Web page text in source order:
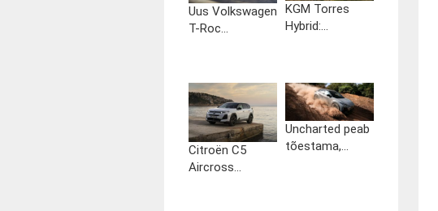
Uus Volkswagen
T-Roc...
KGM Torres
Hybrid:...
Citroën C5
Aircross...
Uncharted peab
tõestama,...